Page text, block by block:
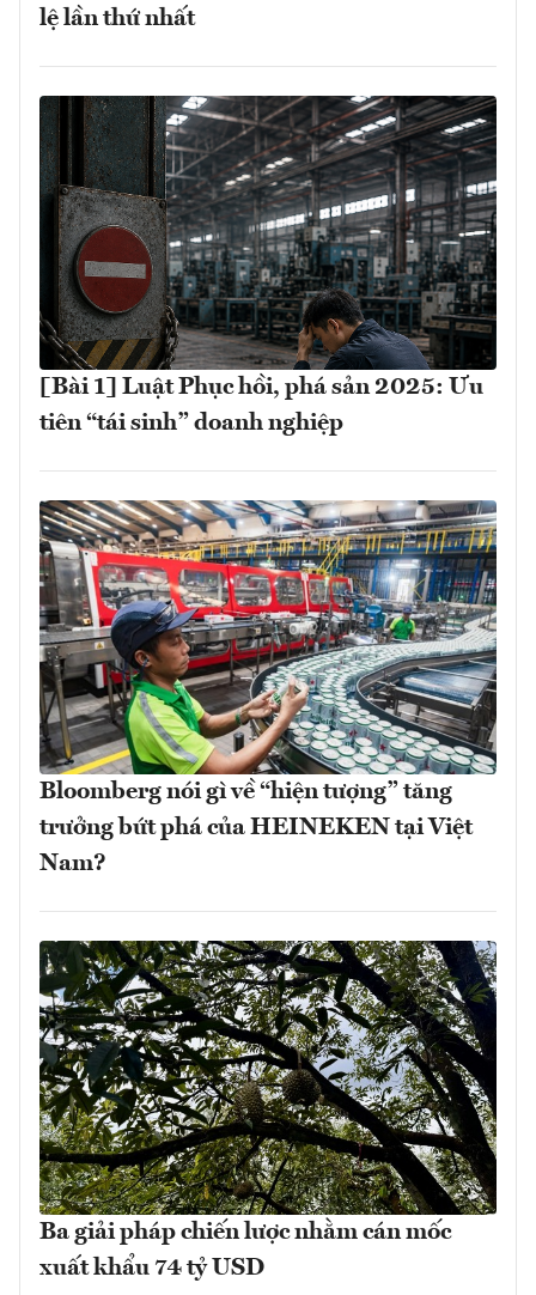
lệ lần thứ nhất
[Bài 1] Luật Phục hồi, phá sản 2025: Ưu
tiên “tái sinh” doanh nghiệp
Bloomberg nói gì về “hiện tượng” tăng
trưởng bứt phá của HEINEKEN tại Việt
Nam?
Ba giải pháp chiến lược nhằm cán mốc
xuất khẩu 74 tỷ USD